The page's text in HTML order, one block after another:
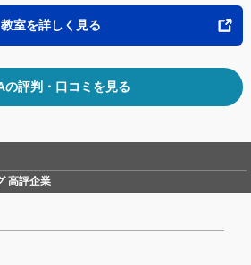
教室を詳しく見る
の評判・口コミを見る
高評企業